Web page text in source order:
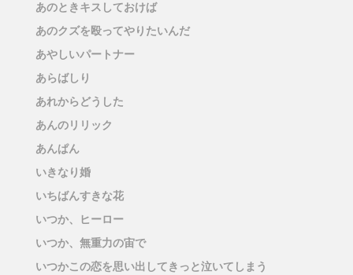
あのときキスしておけば
あのクズを殴ってやりたいんだ
あやしいパートナー
あらばしり
あれからどうした
あんのリリック
あんぱん
いきなり婚
いちばんすきな花
いつか、ヒーロー
いつか、無重力の宙で
いつかこの恋を思い出してきっと泣いてしまう